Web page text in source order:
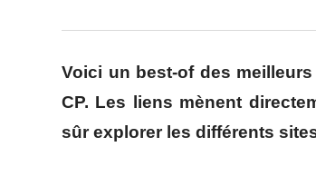
Voici un best-of des
CP. Les liens mènent
sûr explorer les différents